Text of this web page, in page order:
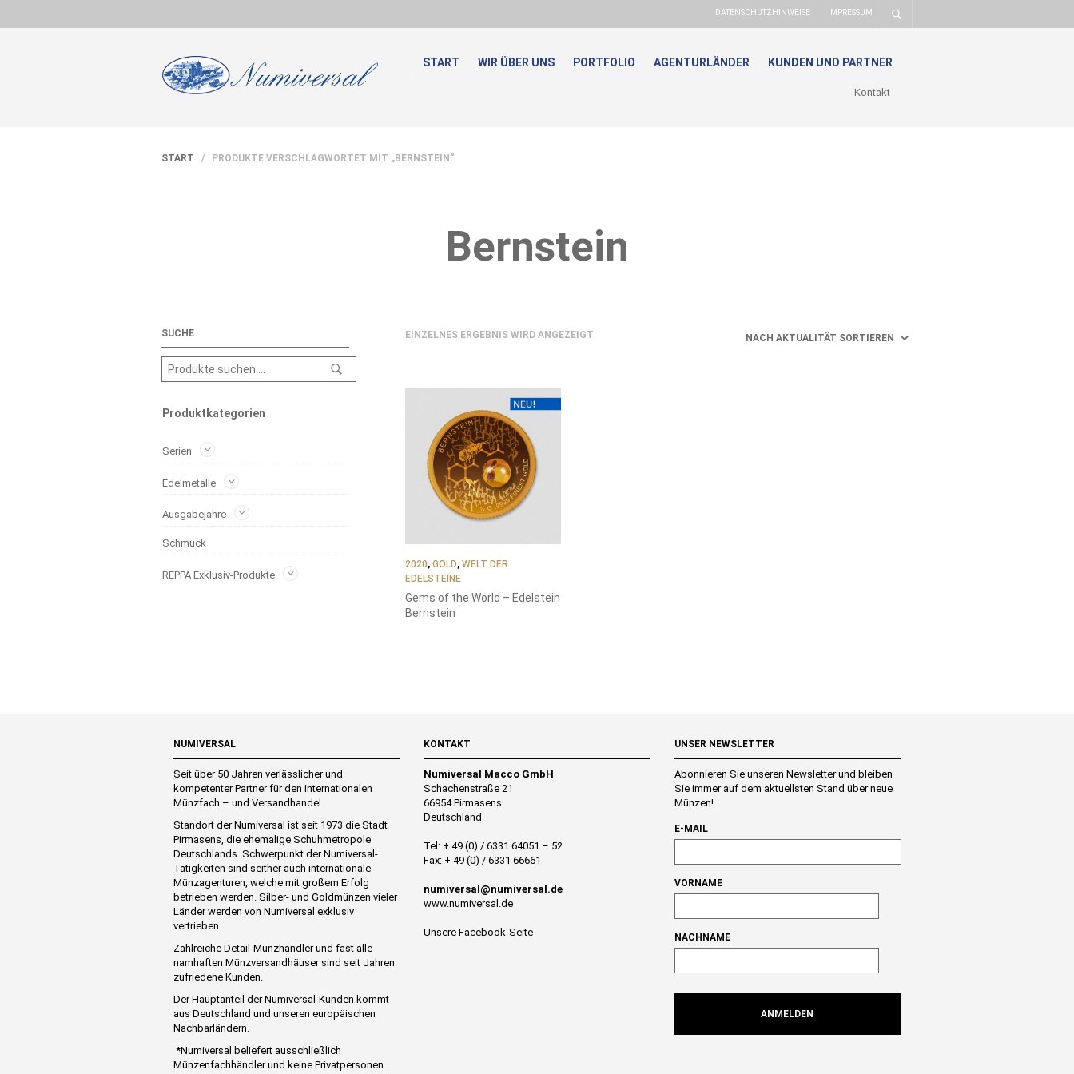
DATENSCHUTZHINWEISE IMPRESSUM
START WIR ÜBER UNS PORTFOLIO AGENTURLÄNDER KUNDEN UND PARTNER
Kontakt
START / PRODUKTE VERSCHLAGWORTET MIT „BERNSTEIN“
Bernstein
EINZELNES ERGEBNIS WIRD ANGEZEIGT
SUCHE
Produktkategorien
Serien
Edelmetalle
Ausgabejahre
Schmuck
REPPA Exklusiv-Produkte
2020, GOLD, WELT DER
EDELSTEINE
Gems of the World – Edelstein
Bernstein
NUMIVERSAL
Seit über 50 Jahren verlässlicher und
kompetenter Partner für den internationalen
Münzfach – und Versandhandel.
Standort der Numiversal ist seit 1973 die Stadt
Pirmasens, die ehemalige Schuhmetropole
Deutschlands. Schwerpunkt der Numiversal-
Tätigkeiten sind seither auch internationale
Münzagenturen, welche mit großem Erfolg
betrieben werden. Silber- und Goldmünzen vieler
Länder werden von Numiversal exklusiv
vertrieben.
Zahlreiche Detail-Münzhändler und fast alle
namhaften Münzversandhäuser sind seit Jahren
zufriedene Kunden.
Der Hauptanteil der Numiversal-Kunden kommt
aus Deutschland und unseren europäischen
Nachbarländern.
*Numiversal beliefert ausschließlich
Münzenfachhändler und keine Privatpersonen.
KONTAKT
Numiversal Macco GmbH
Schachenstraße 21
66954 Pirmasens
Deutschland
Tel: + 49 (0) / 6331 64051 – 52
Fax: + 49 (0) / 6331 66661
numiversal@numiversal.de
www.numiversal.de
Unsere Facebook-Seite
UNSER NEWSLETTER
Abonnieren Sie unseren Newsletter und bleiben
Sie immer auf dem aktuellsten Stand über neue
Münzen!
E-MAIL
VORNAME
NACHNAME
ANMELDEN